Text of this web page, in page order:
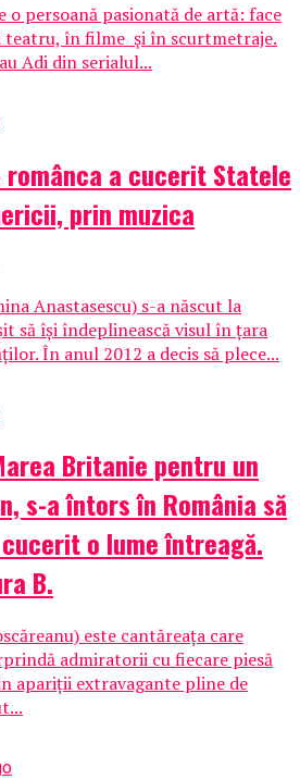
o persoană pasionată de artă: face
teatru, în filme şi în scurtmetraje.
Adi din serialul...
românca a cucerit Statele
prin muzica
Anastasescu) s-a născut la
să își îndeplinească visul în țara
În anul 2012 a decis să plece...
Britanie pentru un
s-a întors în România să
o lume întreagă.
B.
este cantăreața care
admiratorii cu fiecare piesă
apariții extravagante pline de